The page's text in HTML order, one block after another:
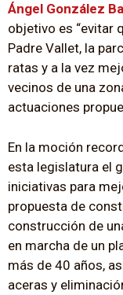
Ángel González
objetivo es “evitar
Padre Vallet, la
ratas y a la vez
vecinos de una
actuaciones
En la moción
esta legislatura el
iniciativas para
propuesta de
construcción de
en marcha de un
más de 40 años,
aceras y